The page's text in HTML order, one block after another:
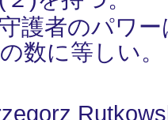
護者のパワ
数に等しい。